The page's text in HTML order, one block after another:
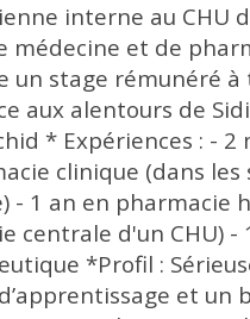
interne au CHU
médecine et de
un stage rémunéré
aux alentours de
* Expériences : -
clinique (dans les
- 1 an en pharmacie
centrale d'un CHU)
*Profil :
et un